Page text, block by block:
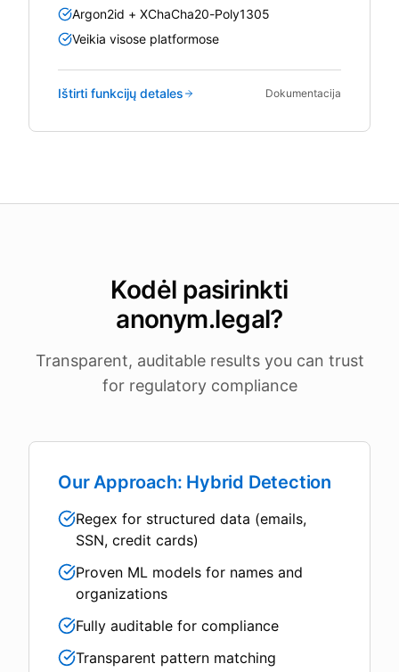
Argon2id + XChaCha20-Poly1305
Veikia visose platformose
Ištirti funkcijų detales Dokumentacija
Kodėl pasirinkti
anonym.legal?
Transparent, auditable results you can trust
for regulatory compliance
Our Approach: Hybrid Detection
Regex for structured data (emails,
SSN, credit cards)
Proven ML models for names and
organizations
Fully auditable for compliance
Transparent pattern matching